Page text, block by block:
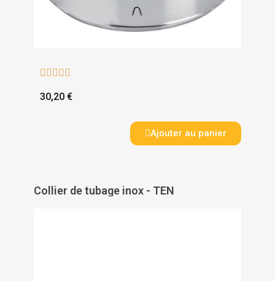
    
30,20 €
Ajouter au panier
Collier de tubage inox - TEN